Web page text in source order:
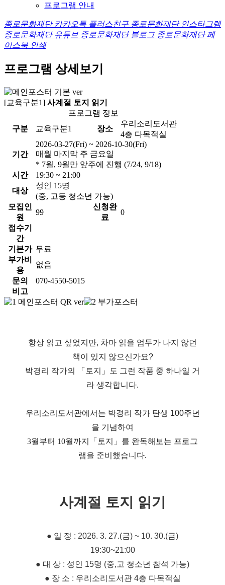
프로그램 안내
종로문화재단 카카오톡 플러스친구 종로문화재단 인스타그램
종로문화재단 유튜브 종로문화재단 블로그 종로문화재단 페
이스북 인쇄
프로그램 상세보기
[교육구분1] 사계절 토지 읽기
프로그램 정보
구분
교육구분1 장소
우리소리도서관
4층 다목적실
기간
2026-03-27(Fri) ~ 2026-10-30(Fri)
매월 마지막 주 금요일
* 7월, 9월만 앞주에 진행 (7/24, 9/18)
시간
19:30 ~ 21:00
대상
성인 15명
(중, 고등 청소년 가능)
모집인
원
99
신청완
료
0
접수기
간
기본가 무료
부가비
용
없음
문의
070-4550-5015
비고
항상 읽고 싶었지만, 차마 읽을 엄두가 나지 않던
책이 있지 않으신가요?
박경리 작가의 「토지」도 그런 작품 중 하나일 거
라 생각합니다.
우리소리도서관에서는 박경리 작가 탄생 100주년
을 기념하여
3월부터 10월까지「토지」를 완독해보는 프로그
램을 준비했습니다.
사계절 토지 읽기
● 일 정 : 2026. 3. 27.(금) ~ 10. 30.(금)
19:30~21:00
● 대 상 : 성인 15명 (중,고 청소년 참석 가능)
● 장 소 : 우리소리도서관 4층 다목적실